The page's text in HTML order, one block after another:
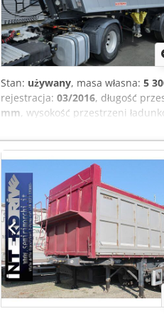
Stan: używany, masa własna: 5
rejestracja: 03/2016, długość
mm, wysokość przestrzeni
tarczowe EBS Ładowność 29 700
aluminiowe System podnoszenia
Csdpow E E Tgsfx Abwerf